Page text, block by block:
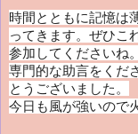
時間とともに記憶は
ってきます。ぜひこ
参加してくださいね。
専門的な助言をくだ
とうございました。
今日も風が強いので